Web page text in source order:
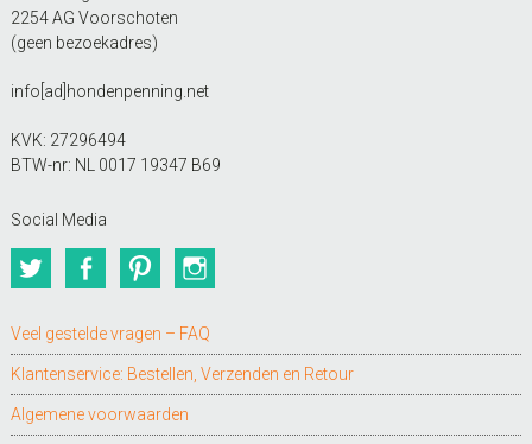
2254 AG Voorschoten
(geen bezoekadres)
info[ad]hondenpenning.net
KVK: 27296494
BTW-nr: NL 0017 19347 B69
Social Media
TwitterFacebookPinterest
Veel gestelde vragen – FAQ
Klantenservice: Bestellen, Verzenden en Retour
Algemene voorwaarden